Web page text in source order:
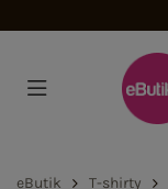
eButik T-shirty